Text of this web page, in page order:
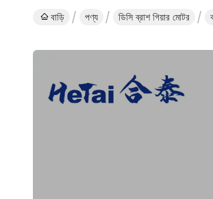
বাড়ি পণ্য ডিসি ব্রাশ গিয়ার মোটর